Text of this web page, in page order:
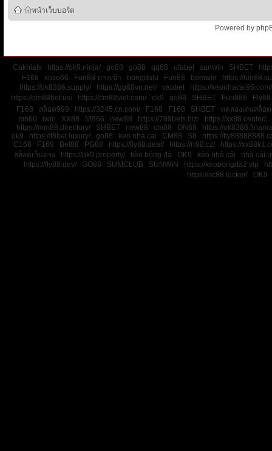
หน้าเว็บบอร์ด
Powered by
Cakhiatv https://ok9.ninja/ go88 go88 qq88 ufabet sunwin SHBET
F168
xoso66 Fun88 ทางเข้า bongdalu Fun88 bomwin
https://
https://ok8386.supply/
https://gg88vn.net/ vaobet
https://keonhacai95.com/
https://cm88bet.us/
https://cm88viet.com/ ok9 go88 SHBET Fun888
F168
สล็อต999 https://3245.cn.com/ F168 F168 SHBET
ทดลองเล่นสล็อต
mb66
iwin XX88 MB66 new88 https://789bets.biz/ https://xx88.center/
https://mm88.directory/
SHBET new88 cm88 ON68
https://
ok9
https://f8bet.luxury/ go88 keo nha cai CM88 S8
https://
C168
F168 Bet88 PG88 https://fly88.deal/ https://rr88.cz/
https://
สล็อตเว็บตรง
https://ok9.property/ kèo bóng đá OK9 kèo nhà cái
nhà cái
https://fly88.dev/
GO88 SUMCLUB SUNWIN https://keobongda2.vip
https://sc88.locker/
OK9